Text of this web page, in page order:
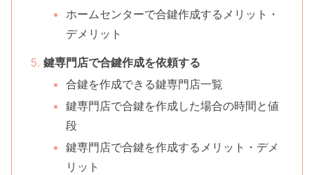
ホームセンターで合鍵作成するメリット・
デメリット
鍵専門店で合鍵作成を依頼する
合鍵を作成できる鍵専門店一覧
鍵専門店で合鍵を作成した場合の時間と値
段
鍵専門店で合鍵を作成するメリット・デメ
リット